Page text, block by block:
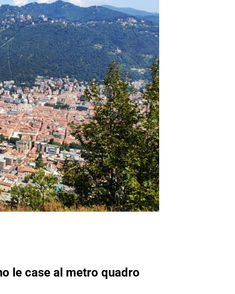
le case al metro quadro